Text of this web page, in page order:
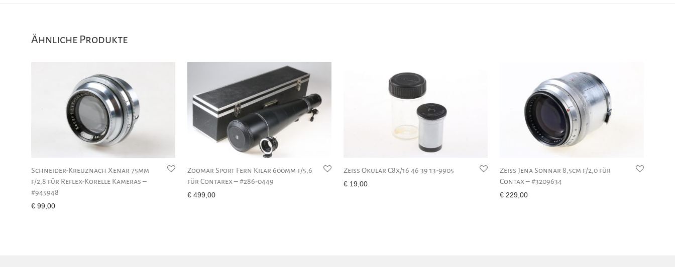
Ähnliche Produkte
Schneider-Kreuznach Xenar 75mm
f/2,8 für Reflex-Korelle Kameras –
#945948
€ 99,00
Zoomar Sport Fern Kilar 600mm f/5,6
für Contarex – #286-0449
€ 499,00
Zeiss Okular C8x/16 46 39 13-9905
€ 19,00
Zeiss Jena Sonnar 8,5cm f/2,0 für
Contax – #3209634
€ 229,00